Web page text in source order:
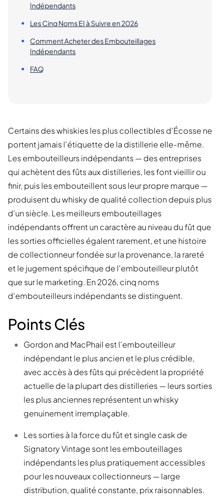
Indépendants
Les Cinq Noms EI à Suivre en 2026
Comment Acheter des Embouteillages
Indépendants
FAQ
Certains des whiskies les plus collectibles d'Écosse ne
portent jamais l'étiquette de la distillerie elle-même.
Les embouteilleurs indépendants — des entreprises
qui achètent des fûts aux distilleries, les font vieillir ou
finir, puis les embouteillent sous leur propre marque —
produisent du whisky de qualité collection depuis plus
d'un siècle. Les meilleurs embouteillages
indépendants offrent un caractère au niveau du fût que
les sorties officielles égalent rarement, et une histoire
de collectionneur fondée sur la provenance, la rareté
et le jugement spécifique de l'embouteilleur plutôt
que sur le marketing. En 2026, cinq noms
d'embouteilleurs indépendants se distinguent.
Points Clés
Gordon and MacPhail est l'embouteilleur
indépendant le plus ancien et le plus crédible,
avec accès à des fûts qui précèdent la propriété
actuelle de la plupart des distilleries — leurs sorties
les plus anciennes représentent un whisky
genuinement irremplaçable.
Les sorties à la force du fût et single cask de
Signatory Vintage sont les embouteillages
indépendants les plus pratiquement accessibles
pour les nouveaux collectionneurs — large
distribution, qualité constante, prix raisonnables.